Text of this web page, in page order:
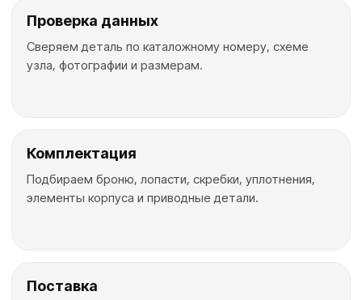
Проверка данных
Сверяем деталь по каталожному номеру, схеме
узла, фотографии и размерам.
Комплектация
Подбираем броню, лопасти, скребки, уплотнения,
элементы корпуса и приводные детали.
Поставка